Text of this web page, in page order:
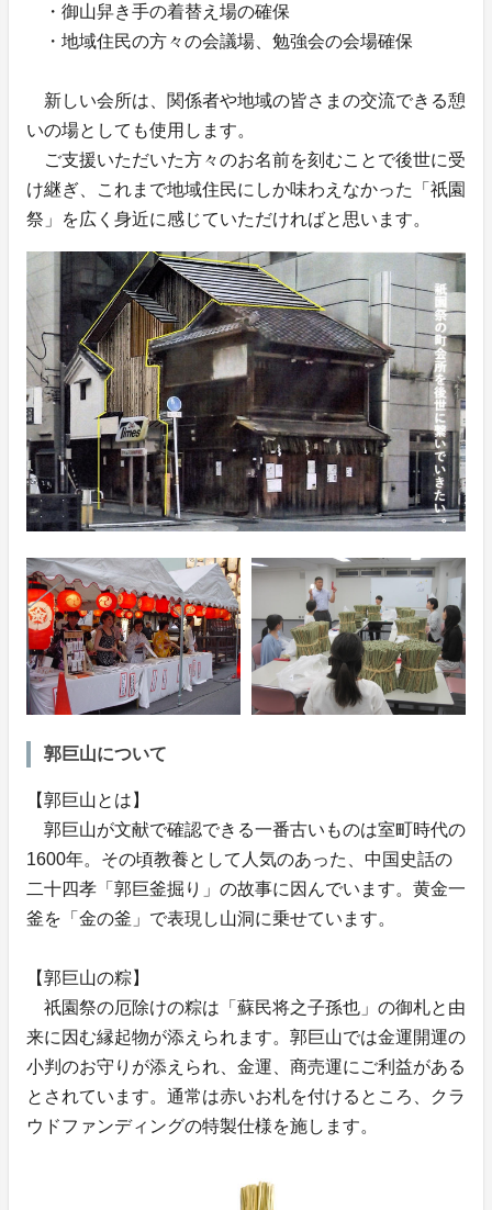
・御山舁き手の着替え場の確保
・地域住民の方々の会議場、勉強会の会場確保
新しい会所は、関係者や地域の皆さまの交流できる憩
いの場としても使用します。
ご支援いただいた方々のお名前を刻むことで後世に受
け継ぎ、これまで地域住民にしか味わえなかった「祇園
祭」を広く身近に感じていただければと思います。
郭巨山について
【郭巨山とは】
郭巨山が文献で確認できる一番古いものは室町時代の
1600年。その頃教養として人気のあった、中国史話の
二十四孝「郭巨釜掘り」の故事に因んでいます。黄金一
釜を「金の釜」で表現し山洞に乗せています。
【郭巨山の粽】
祇園祭の厄除けの粽は「蘇民将之子孫也」の御札と由
来に因む縁起物が添えられます。郭巨山では金運開運の
小判のお守りが添えられ、金運、商売運にご利益がある
とされています。通常は赤いお札を付けるところ、クラ
ウドファンディングの特製仕様を施します。